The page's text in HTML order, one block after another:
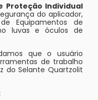
Proteção Individual
do aplicador,
Equipamentos de
luvas e óculos de
que o usuário
de trabalho
do Selante Quartzolit